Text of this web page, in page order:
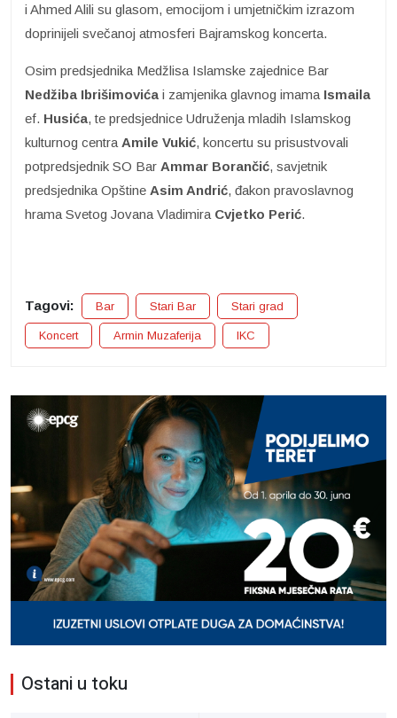
i Ahmed Alili su glasom, emocijom i umjetničkim izrazom
doprinijeli svečanoj atmosferi Bajramskog koncerta.
Osim predsjednika Medžlisa Islamske zajednice Bar
Nedžiba Ibrišimovića i zamjenika glavnog imama Ismaila
ef. Husića, te predsjednice Udruženja mladih Islamskog
kulturnog centra Amile Vukić, koncertu su prisustvovali
potpredsjednik SO Bar Ammar Borančić, savjetnik
predsjednika Opštine Asim Andrić, đakon pravoslavnog
hrama Svetog Jovana Vladimira Cvjetko Perić.
Tagovi: Bar Stari Bar Stari grad
Koncert Armin Muzaferija IKC
Ostani u toku